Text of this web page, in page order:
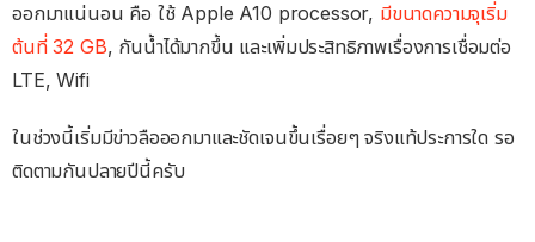
ออกมาแน่นอน คือ ใช้ Apple A10 processor, มีขนาดความจุเริ่ม
ต้นที่ 32 GB, กันน้ำได้มากขึ้น และเพิ่มประสิทธิภาพเรื่องการเชื่อมต่อ
LTE, Wifi
ในช่วงนี้เริ่มมีข่าวลือออกมาและชัดเจนขึ้นเรื่อยๆ จริงแท้ประการใด รอ
ติดตามกันปลายปีนี้ครับ